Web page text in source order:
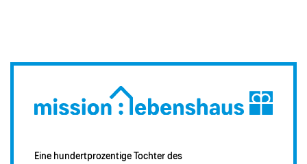
Eine hundertprozentige Tochter des